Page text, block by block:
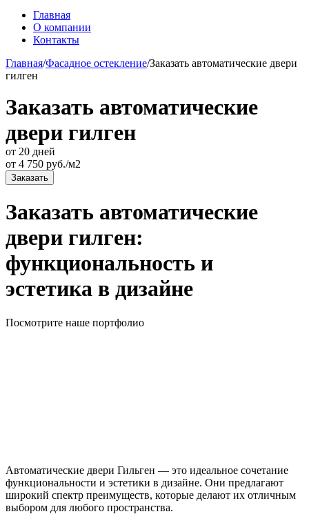
Главная
О компании
Контакты
Главная/Фасадное остекление/Заказать автоматические двери
гилген
Заказать автоматические
двери гилген
от 20 дней
от 4 750 руб./м2
Заказать
Заказать автоматические
двери гилген:
функциональность и
эстетика в дизайне
Посмотрите наше портфолио
Автоматические двери Гильген — это идеальное сочетание
функциональности и эстетики в дизайне. Они предлагают
широкий спектр преимуществ, которые делают их отличным
выбором для любого пространства.